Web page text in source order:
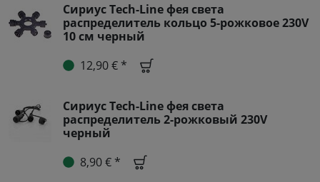
Сириус Tech-Line фея света
распределитель кольцо 5-рожковое 230V
10 см черный
12,90 € *
Сириус Tech-Line фея света
распределитель 2-рожковый 230V
черный
8,90 € *